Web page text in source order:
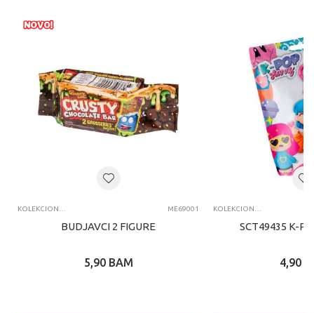
ME69001
BUDJAVCI 2 FIGURE
5,90 BAM
SCT49435 K-
4,90